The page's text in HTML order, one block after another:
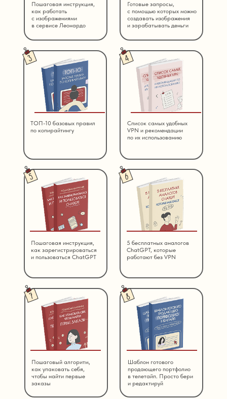
Готовые запросы,
с помощью которых можно
создавать изображения
и зарабатывать деньги
Пошаговая инструкция,
как работать
с изображениями
в сервисе Леонардо
ТОП-10 базовых правил
по копирайтингу
Список самых удобных
VPN и рекомендации
по их использованию
Шаблон готового
продающего портфолио
в телетайп. Просто бери
и редактируй
Пошаговый алгоритм,
как упаковать себя,
чтобы найти первые
заказы
Пошаговая инструкция,
как зарегистрироваться
и пользоваться СhatGPT
5 бесплатных аналогов
ChatGPT, которые
работают без VPN